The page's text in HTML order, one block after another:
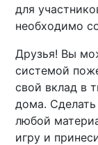
для
необходимо
Друзья! Вы
системой
свой вклад в
дома.
любой
игру и